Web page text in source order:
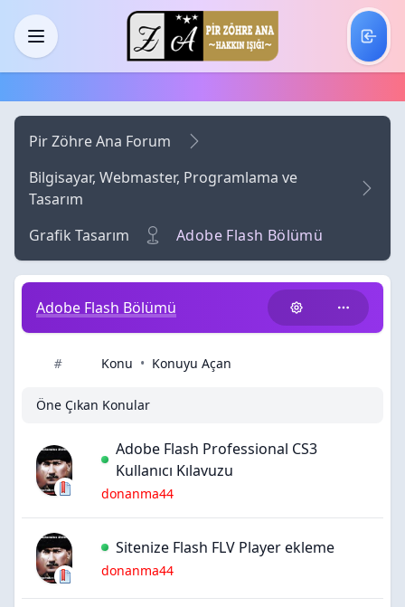
Skip to main content
Menü
Pir Zöhre Ana Forum
Bilgisayar, Webmaster, Programlama ve
Tasarım
Grafik Tasarım
Adobe Flash Bölümü
Adobe Flash Bölümü
# Konu • Konuyu Açan
Öne Çıkan Konular
Adobe Flash Professional CS3
Kullanıcı Kılavuzu
donanma44
Sitenize Flash FLV Player ekleme
donanma44